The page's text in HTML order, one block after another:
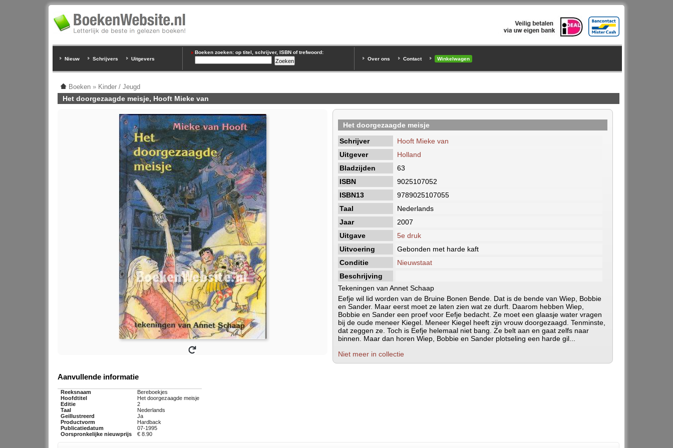
Nieuw Schrijvers Uitgevers
Boeken zoeken: op titel, schrijver, ISBN of trefwoord:
Over ons
Contact Winkelwagen
Boeken » Kinder / Jeugd
Het doorgezaagde meisje, Hooft Mieke van
Het doorgezaagde meisje
Schrijver
Hooft Mieke van
Uitgever
Holland
Bladzijden
63
ISBN
9025107052
ISBN13
9789025107055
Taal
Nederlands
Jaar
2007
Uitgave
5e druk
Uitvoering
Gebonden met harde kaft
Conditie
Nieuwstaat
Beschrijving
Tekeningen van Annet Schaap
Eefje wil lid worden van de Bruine Bonen Bende. Dat is de bende van Wiep, Bobbie
en Sander. Maar eerst moet ze laten zien wat ze durft. Daarom hebben Wiep,
Bobbie en Sander een proef voor Eefje bedacht. Ze moet een glaasje water vragen
bij de oude meneer Kiegel. Meneer Kiegel heeft zijn vrouw doorgezaagd. Tenminste,
dat zeggen ze. Toch is Eefje helemaal niet bang. Ze belt aan en gaat zelfs naar
binnen. Maar dan horen Wiep, Bobbie en Sander plotseling een harde gil...
Niet meer in collectie
Aanvullende informatie
Reeksnaam
Bereboekjes
Hoofdtitel
Het doorgezaagde meisje
Editie
2
Taal
Nederlands
Geillustreerd
Ja
Productvorm
Hardback
Publicatiedatum
07-1995
Oorspronkelijke nieuwprijs
€ 8.90